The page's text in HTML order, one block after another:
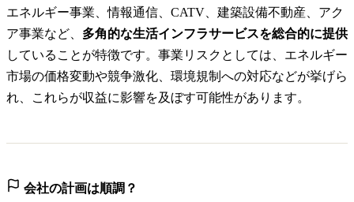
エネルギー事業、情報通信、CATV、建築設備不動産、アク
ア事業など、 多角的な生活インフラサービスを総合的に提供
していることが特徴です。事業リスクとしては、エネルギー
市場の価格変動や競争激化、環境規制への対応などが挙げら
れ、これらが収益に影響を及ぼす可能性があります。
会社の計画は順調？